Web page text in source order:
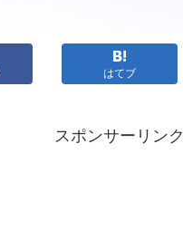
はてブ
スポンサーリンク